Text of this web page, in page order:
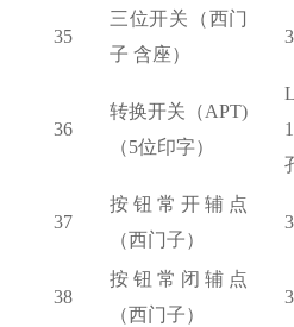
35
三位开关（西门
子 含座）
36
转换开关（APT)
（5位印字）
37
按钮常开辅点
（西门子）
38
按钮常闭辅点
（西门子）